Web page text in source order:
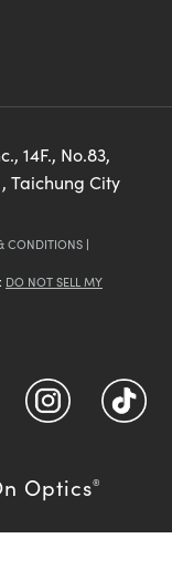
14F., No.83,
Taichung City
CONDITIONS |
DO NOT SELL MY
Optics®